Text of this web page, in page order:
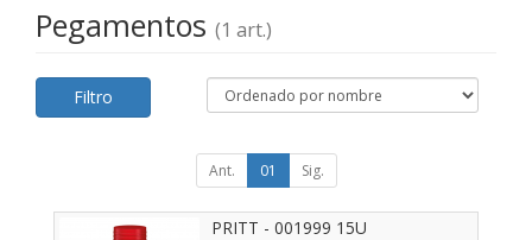
Pegamentos (1 art.)
Filtro
Ant. 01 Sig.
PRITT - 001999 15U